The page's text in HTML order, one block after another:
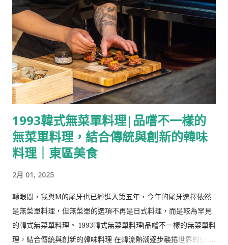
極致的體驗，品牌堅持每一季更換菜單，並讓中壢兩家分店在同
季呈現截然不同的餐點組合，確保顧客即便在季中回訪，依然能
邂逅嶄新的驚喜與感動。 每一季換菜單，並在中壢的兩家店在同
一季提供不一樣的餐點組合，讓顧客在季中回訪時也能有不同的
驚喜。 【Info】 隱。覓鐵板燒 Chef's Table 地址： 慈惠店：桃
園市中壢區慈惠一街117號 元化店：桃園市中壢區元化路二段47
號 小巨蛋店：台北市松山區南京東路四段133巷4弄18號 營業時
間：周一-周日:11:30–13:30、17:30–21:30 電話： 慈惠店：0919-
226-959 元化店：0979-662-979 小巨蛋店：0918-609-989 訂
位： Inline 短評：在中壢想來一頓充滿儀式感的中高價位晚餐選
擇，稱不上傷荷包也不失面子。 松葉蟹肉最中餅 最中餅/松葉蟹
肉、洋蔥、蘋果，再佐香甜的沙拉醬與一點鮭魚卵，松葉蟹與鮭
魚卵的海味搭配蔬果的甘甜，清爽的味道很適合作為開席的第一
道菜。 最中餅是以糯米粉擀製成皮，透過模具烤出輪廓，是歷史
悠久的和菓子。傳統上是以紅豆餡為主的最中餅，隨著時代而有
新的應用，其酥脆的質地讓它轉身成為許多創意日本料理的基底
1993韓式無菜單料理|品嚐不一樣的
無菜單料理，結合傳統與創新的韓味
料理｜東區美食
2月 01, 2025
轉眼間，我與M的尾牙也已經進入第五年，今年的尾牙選擇依然
是無菜單料理，但無菜單的選項不再是日式料理，而是較為罕見
的韓式無菜單料理。 1993韓式無菜單料理|品嚐不一樣的無菜單料
理，結合傳統與創新的韓味料理 在韓流熱潮逐步襲捲世界的這十